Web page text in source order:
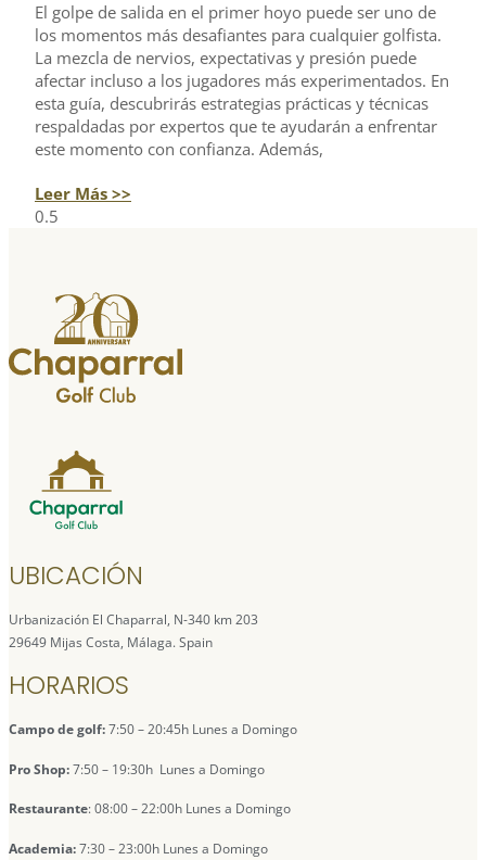
El golpe de salida en el primer hoyo puede ser uno de
los momentos más desafiantes para cualquier golfista.
La mezcla de nervios, expectativas y presión puede
afectar incluso a los jugadores más experimentados. En
esta guía, descubrirás estrategias prácticas y técnicas
respaldadas por expertos que te ayudarán a enfrentar
este momento con confianza. Además,
Leer Más >>
UBICACIÓN
Urbanización El Chaparral, N-340 km 203
29649 Mijas Costa, Málaga. Spain
HORARIOS
Campo de golf:7:50 – 20:45h Lunes a Domingo
Pro Shop:7:50 – 19:30h Lunes a Domingo
Restaurante: 08:00 – 22:00h Lunes a Domingo
Academia:7:30 – 23:00h Lunes a Domingo